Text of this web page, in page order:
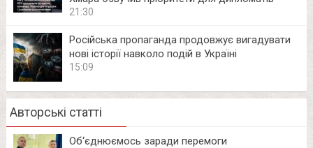
21:30
Російська пропаганда продовжує вигадувати
нові історії навколо подій в Україні
15:09
Авторські статті
Об‘єднюємось заради перемоги